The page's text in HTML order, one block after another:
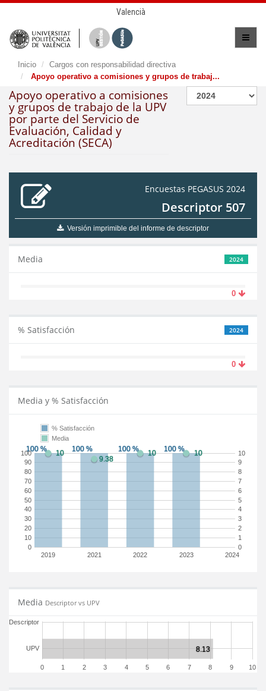
Valencià
Inicio
Cargos con responsabilidad directiva
Apoyo operativo a comisiones y grupos de trabaj...
Apoyo operativo a comisiones
y grupos de trabajo de la UPV
por parte del Servicio de
Evaluación, Calidad y
Acreditación (SECA)
Encuestas PEGASUS 2024
Descriptor 507
Versión imprimible del informe de descriptor
2024
Media
0
2024
% Satisfacción
0
Media y % Satisfacción
2019 2021 2022 2023 2024
0
10
20
30
40
50
60
70
80
90
100
0
1
2
3
4
5
6
7
8
9
10
% Satisfacción
Media
Media Descriptor vs UPV
0 1 2 3 4 5 6 7 8 9 10
UPV
Descriptor